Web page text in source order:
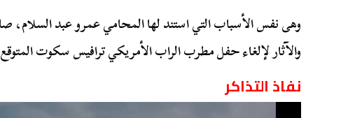
وهى نفس الأسباب التي استند لها المحامي عمرو عبد
والآثار لإلغاء حفل مطرب الراب الأمريكي ترافيس سكوت
نفاذ التذاكر